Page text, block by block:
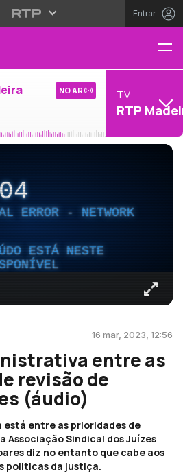
Entrar
NO AR TV
RTP
ERROR - NETWORK
ESTÁ NESTE
16 mar, 2023, 12:56
entre as
revisão de
(áudio)
entre as prioridades de
Associação Sindical dos Juízes
diz no entanto que cabe aos
politicas da justiça.